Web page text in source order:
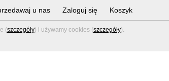
(szczegóły) i używamy cookies (szczegóły).
u nas Zaloguj się Koszyk